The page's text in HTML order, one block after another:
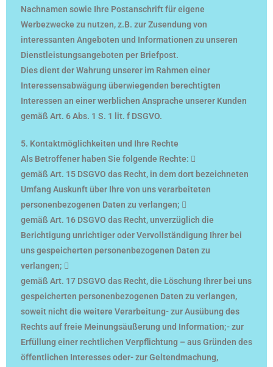
Nachnamen sowie Ihre Postanschrift für eigene
Werbezwecke zu nutzen, z.B. zur Zusendung von
interessanten Angeboten und Informationen zu unseren
Dienstleistungsangeboten per Briefpost.
Dies dient der Wahrung unserer im Rahmen einer
Interessensabwägung überwiegenden berechtigten
Interessen an einer werblichen Ansprache unserer Kunden
gemäß Art. 6 Abs. 1 S. 1 lit. f DSGVO.
5. Kontaktmöglichkeiten und Ihre Rechte
Als Betroffener haben Sie folgende Rechte: 
gemäß Art. 15 DSGVO das Recht, in dem dort bezeichneten
Umfang Auskunft über Ihre von uns verarbeiteten
personenbezogenen Daten zu verlangen; 
gemäß Art. 16 DSGVO das Recht, unverzüglich die
Berichtigung unrichtiger oder Vervollständigung Ihrer bei
uns gespeicherten personenbezogenen Daten zu
verlangen; 
gemäß Art. 17 DSGVO das Recht, die Löschung Ihrer bei uns
gespeicherten personenbezogenen Daten zu verlangen,
soweit nicht die weitere Verarbeitung- zur Ausübung des
Rechts auf freie Meinungsäußerung und Information;- zur
Erfüllung einer rechtlichen Verpflichtung – aus Gründen des
öffentlichen Interesses oder- zur Geltendmachung,